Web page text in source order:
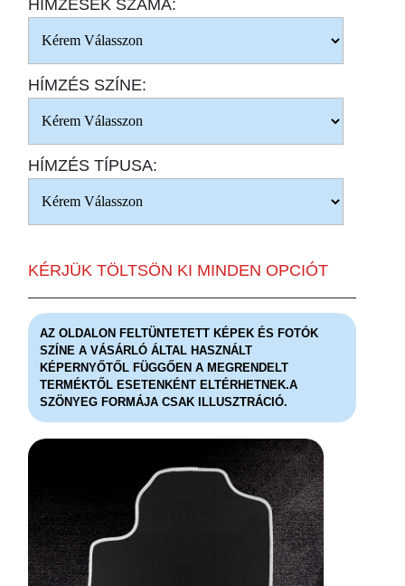
HÍMZÉSEK SZÁMA:
HÍMZÉS SZÍNE:
HÍMZÉS TÍPUSA:
KÉRJÜK TÖLTSÖN KI MINDEN OPCIÓT
AZ OLDALON FELTÜNTETETT KÉPEK ÉS FOTÓK
SZÍNE A VÁSÁRLÓ ÁLTAL HASZNÁLT
KÉPERNYŐTŐL FÜGGŐEN A MEGRENDELT
TERMÉKTŐL ESETENKÉNT ELTÉRHETNEK.A
SZÖNYEG FORMÁJA CSAK ILLUSZTRÁCIÓ.